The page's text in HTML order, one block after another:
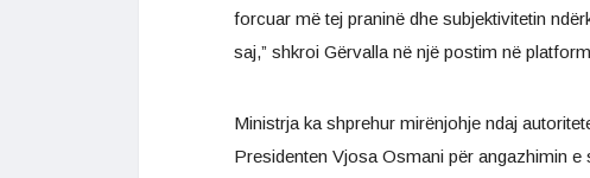
forcuar më tej praninë dhe subjektivitetin
saj,” shkroi Gërvalla në një postim në
Ministrja ka shprehur mirënjohje ndaj
Presidenten Vjosa Osmani për angazhimin